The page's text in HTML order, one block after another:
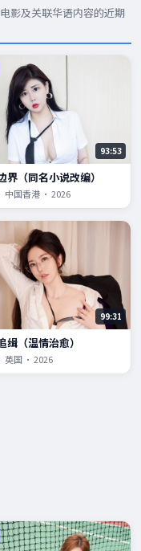
影及关联华语内容的近期
93:53
界（同名小说改编）
中国香港 · 2026
99:31
缉（温情治愈）
英国 · 2026